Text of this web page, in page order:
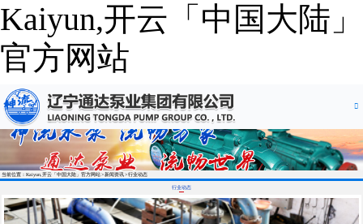
Kaiyun,开云「中国大陆」
官方网站
当前位置：Kaiyun,开云「中国大陆」官方网站 新闻资讯 行业动态
行业动态